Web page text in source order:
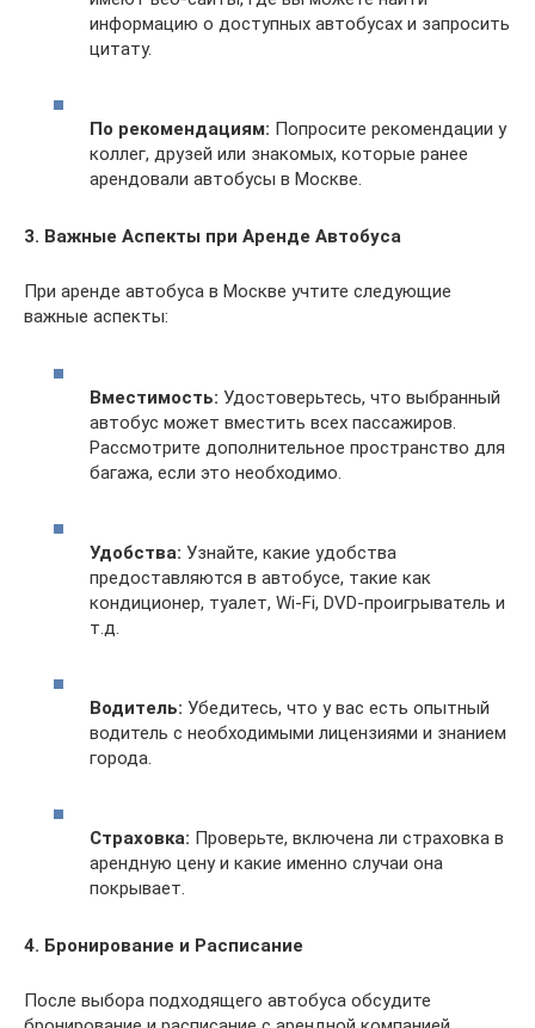
информацию о доступных автобусах и запросить
цитату.
По рекомендациям: Попросите рекомендации у
коллег, друзей или знакомых, которые ранее
арендовали автобусы в Москве.
3. Важные Аспекты при Аренде Автобуса
При аренде автобуса в Москве учтите следующие
важные аспекты:
Вместимость: Удостоверьтесь, что выбранный
автобус может вместить всех пассажиров.
Рассмотрите дополнительное пространство для
багажа, если это необходимо.
Удобства: Узнайте, какие удобства
предоставляются в автобусе, такие как
кондиционер, туалет, Wi-Fi, DVD-проигрыватель и
т.д.
Водитель: Убедитесь, что у вас есть опытный
водитель с необходимыми лицензиями и знанием
города.
Страховка: Проверьте, включена ли страховка в
арендную цену и какие именно случаи она
покрывает.
4. Бронирование и Расписание
После выбора подходящего автобуса обсудите